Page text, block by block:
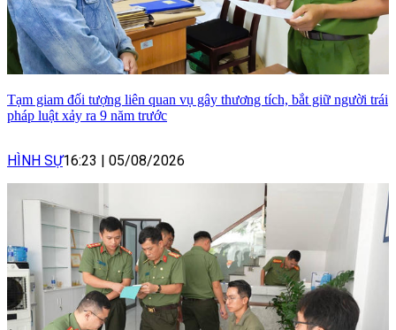
Tạm giam đối tượng liên quan vụ gây thương tích, bắt giữ người trái
pháp luật xảy ra 9 năm trước
HÌNH SỰ16:23 05/08/2026